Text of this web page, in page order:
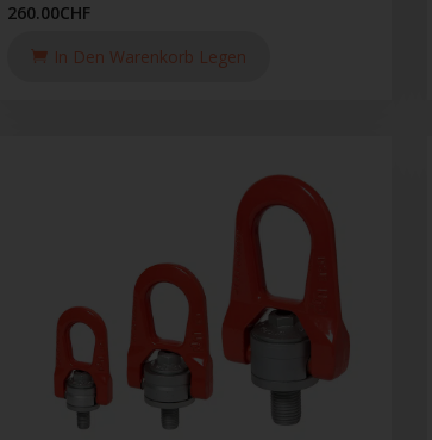
260.00CHF
In Den Warenkorb Legen